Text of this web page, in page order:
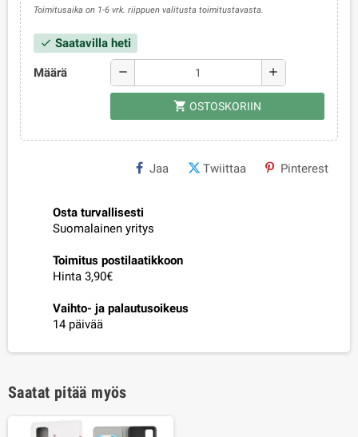
Toimitusaika on 1-6 vrk. riippuen valitusta toimitustavasta.
check Saatavilla heti
Määrä remove add
shopping_cart OSTOSKORIIN
Jaa Twiittaa Pinterest
Osta turvallisesti
Suomalainen yritys
Toimitus postilaatikkoon
Hinta 3,90€
Vaihto- ja palautusoikeus
14 päivää
Saatat pitää myös